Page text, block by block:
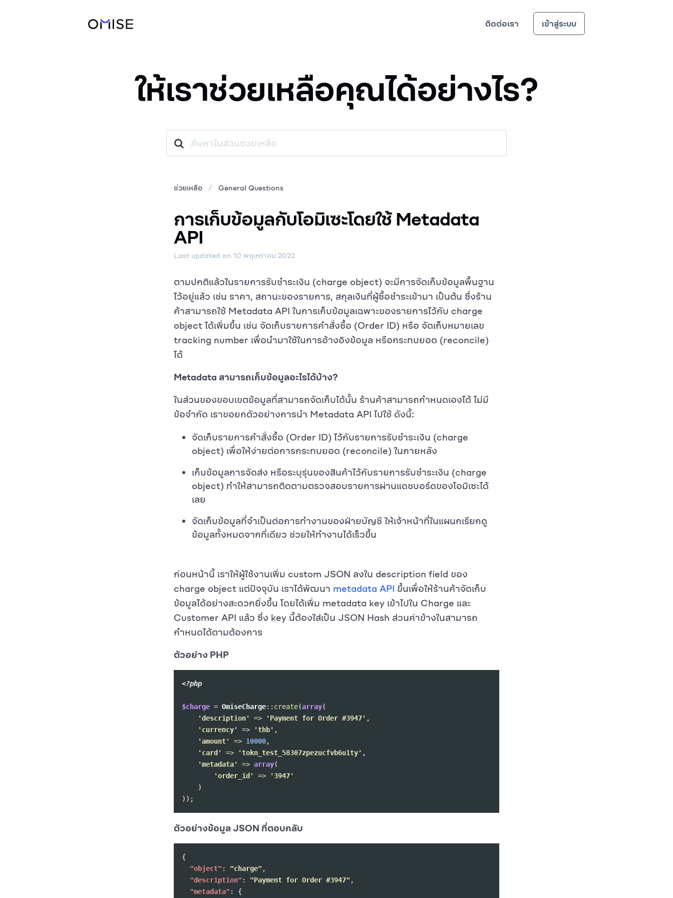
ติดต่อเรา เข้าสู่ระบบ
ให้เราช่วยเหลือคุณได้อย่างไร?
ช่วยเหลือ General Questions
การเก็บข้อมูลกับโอมิเซะโดยใช้ Metadata
API
Last updated on 10 พฤษภาคม 2022
ตามปกติแล้วในรายการรับชำระเงิน (charge object) จะมีการจัดเก็บข้อมูลพื้นฐาน
ไว้อยู่แล้ว เช่น ราคา, สถานะของรายการ, สกุลเงินที่ผู้ซื้อชำระเข้ามา เป็นต้น ซึ่งร้าน
ค้าสามารถใช้ Metadata API ในการเก็บข้อมูลเฉพาะของรายการไว้กับ charge
object ได้เพิ่มขึ้น เช่น จัดเก็บรายการคำสั่งซื้อ (Order ID) หรือ จัดเก็บหมายเลข
tracking number เพื่อนำมาใช้ในการอ้างอิงข้อมูล หรือกระทบยอด (reconcile)
ได้
Metadata สามารถเก็บข้อมูลอะไรได้บ้าง?
ในส่วนของขอบเขตข้อมูลที่สามารถจัดเก็บได้นั้น ร้านค้าสามารถกำหนดเองได้ ไม่มี
ข้อจำกัด เราขอยกตัวอย่างการนำ Metadata API ไปใช้ ดังนี้:
จัดเก็บรายการคำสั่งซื้อ (Order ID) ไว้กับรายการรับชำระเงิน (charge
object) เพื่อให้ง่ายต่อการกระทบยอด (reconcile) ในภายหลัง
เก็บข้อมูลการจัดส่ง หรือระบุรุ่นของสินค้าไว้กับรายการรับชำระเงิน (charge
object) ทำให้สามารถติดตามตรวจสอบรายการผ่านแดชบอร์ดของโอมิเซะได้
เลย
จัดเก็บข้อมูลที่จำเป็นต่อการทำงานของฝ่ายบัญชี ให้เจ้าหน้าที่ในแผนกเรียกดู
ข้อมูลทั้งหมดจากที่เดียว ช่วยให้ทำงานได้เร็วขึ้น
ก่อนหน้านี้ เราให้ผู้ใช้งานเพิ่ม custom JSON ลงใน description field ของ
charge object แต่ปัจจุบัน เราได้พัฒนา metadata API ขึ้นเพื่อให้ร้านค้าจัดเก็บ
ข้อมูลได้อย่างสะดวกยิ่งขึ้น โดยได้เพิ่ม metadata key เข้าไปใน Charge และ
Customer API แล้ว ซึ่ง key นี้ต้องใส่เป็น JSON Hash ส่วนค่าข้างในสามารถ
กำหนดได้ตามต้องการ
ตัวอย่าง PHP
<?php
$charge = OmiseCharge:: create(array(
'description'
=> 'Payment for Order #3947' ,
'currency'
=> 'thb' ,
'amount'
=> 10000,
'card'
=> 'tokn_test_58307zpezucfvb6u1ty' ,
'metadata'
=> array(
'order_id'
=>
'3947'
)
));
ตัวอย่างข้อมูล JSON ที่ตอบกลับ
{
"object" : "charge" ,
"description" : "Payment for Order #3947" ,
"metadata" :
{